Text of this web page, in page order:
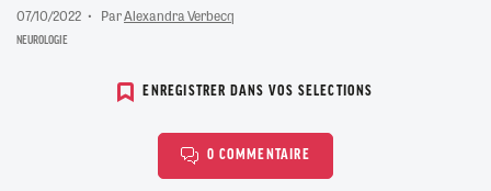
07/10/2022 ParAlexandra Verbecq
NEUROLOGIE
ENREGISTRER DANS VOS SELECTIONS
0 COMMENTAIRE